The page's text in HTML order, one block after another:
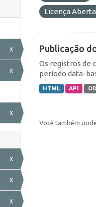
x
x
x
x
x
x
Licença
Publicação
Os registros de
período data-
HTML API
Você também